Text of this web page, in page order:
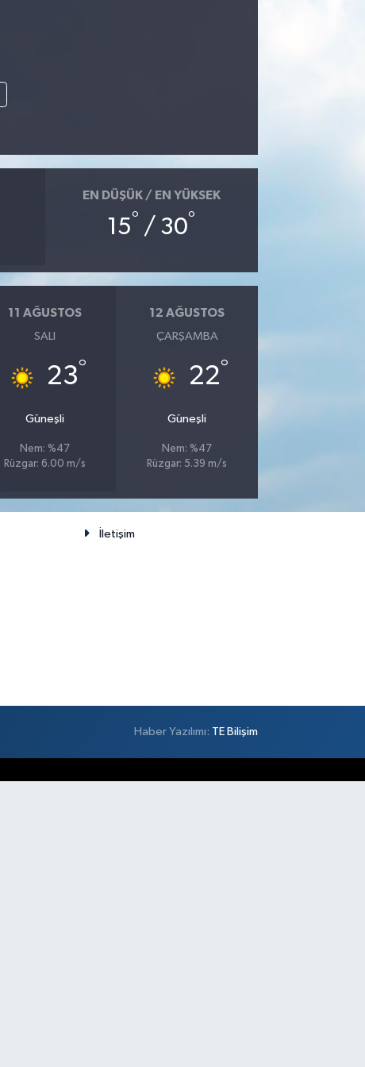
EN DÜŞÜK / EN YÜKSEK
15° / 30°
11 AĞUSTOS
SALI
23°
Güneşli
Nem: %47
Rüzgar: 6.00 m/s
12 AĞUSTOS
ÇARŞAMBA
22°
Güneşli
Nem: %47
Rüzgar: 5.39 m/s
İletişim
Haber Yazılımı: TE Bilişim